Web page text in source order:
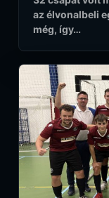
az élvonalbeli
még, így…